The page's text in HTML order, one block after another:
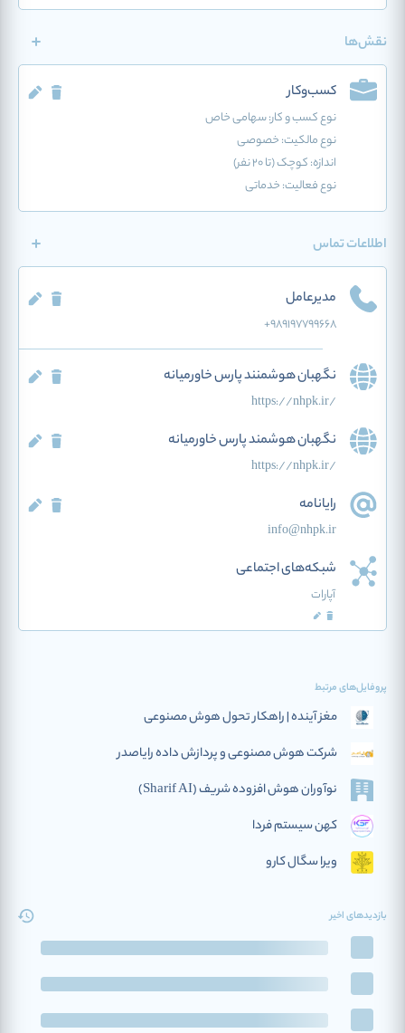
نقش‌ها
کسب‌وکار
نوع کسب و کار:سهامی خاص
نوع مالکیت: خصوصی
اندازه: کوچک (تا 20 نفر)
نوع فعالیت:خدماتی
اطلاعات تماس
مدیرعامل
+989197799668
نگهبان هوشمنند پارس خاورمیانه
https://nhpk.ir/
نگهبان هوشمند پارس خاورمیانه
https://nhpk.ir/
رایانامه
info@nhpk.ir
شبکه‌های اجتماعی
آپارات
پروفایل‌های مرتبط
مغز آینده | راهکار تحول هوش مصنوعی
شرکت هوش مصنوعی و پردازش داده رایاصدر
نوآوران هوش افزوده‌ شریف (Sharif AI)
کهن سیستم فردا
ویرا سگال کارو
بازدیدهای اخیر